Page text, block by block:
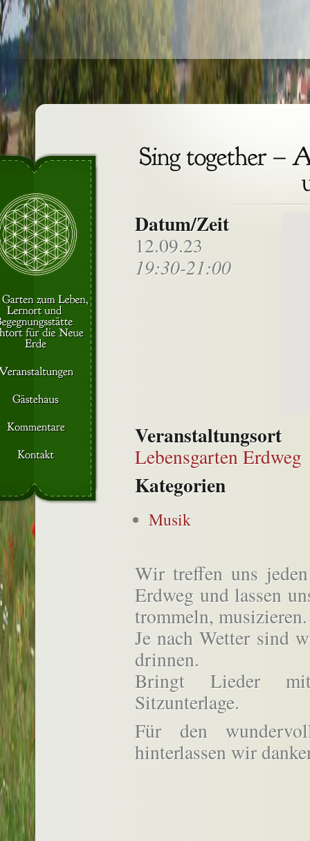
Datum/Zeit
12.09.23
19:30-21:00
Veranstaltungsort
Lebensgarten Erdweg
Kategorien
Musik
Wir treffen uns
Erdweg und lassen
trommeln, musizieren.
Je nach Wetter sind
drinnen.
Bringt Lieder
Sitzunterlage.
Für den
hinterlassen wir